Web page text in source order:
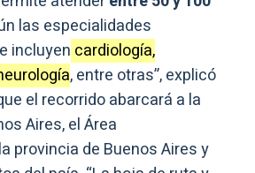
las especialidades
incluyen cardiología,
, entre otras”, explicó
el recorrido abarcará a la
Aires, el Área
provincia de Buenos Aires y